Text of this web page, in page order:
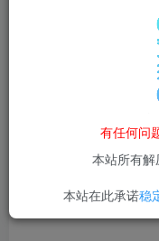
本站资源仅用
等非法行为；
果由使用者自
有任何问
本站所有
本站在此承诺稳